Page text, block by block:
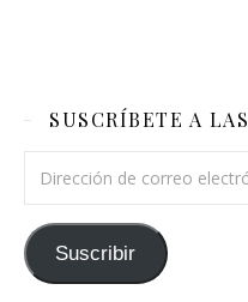
SUSCRÍBETE A
Suscribir